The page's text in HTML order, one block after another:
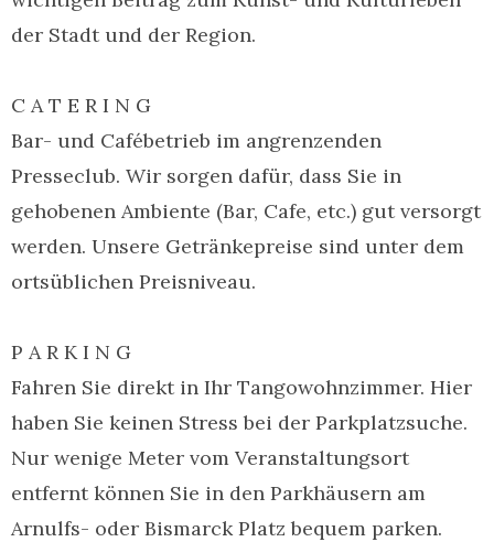
der Stadt und der Region.
C A T E R I N G
Bar- und Cafébetrieb im angrenzenden
Presseclub. Wir sorgen dafür, dass Sie in
gehobenen Ambiente (Bar, Cafe, etc.) gut versorgt
werden. Unsere Getränkepreise sind unter dem
ortsüblichen Preisniveau.
P A R K I N G
Fahren Sie direkt in Ihr Tangowohnzimmer. Hier
haben Sie keinen Stress bei der Parkplatzsuche.
Nur wenige Meter vom Veranstaltungsort
entfernt können Sie in den Parkhäusern am
Arnulfs- oder Bismarck Platz bequem parken.